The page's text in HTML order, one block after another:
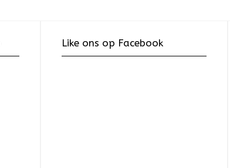
Like ons op Facebook